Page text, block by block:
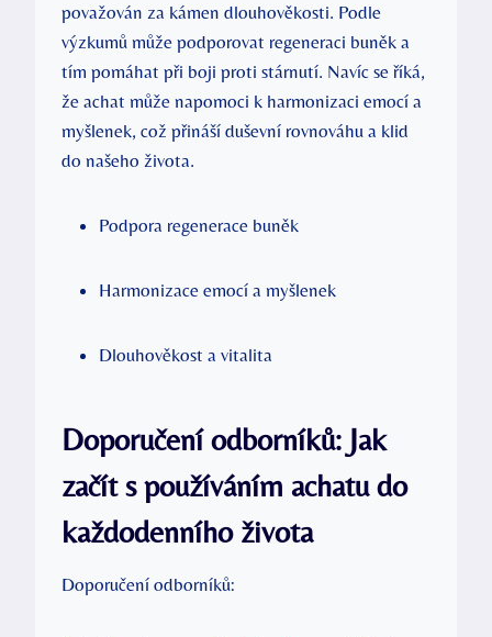
považován za kámen dlouhověkosti. Podle
výzkumů může podporovat regeneraci buněk a
tím pomáhat při boji proti stárnutí. Navíc se říká,
že achat může napomoci k harmonizaci emocí a
myšlenek, což přináší duševní rovnováhu a klid
do našeho života.
Podpora regenerace buněk
Harmonizace emocí a myšlenek
Dlouhověkost a vitalita
Doporučení odborníků: Jak
začít s používáním achatu do
každodenního života
Doporučení odborníků: